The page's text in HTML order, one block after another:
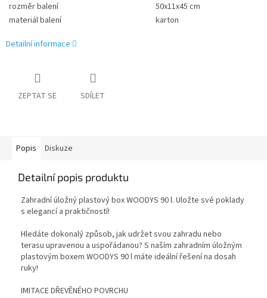
rozměr balení
50x11x45 cm
materiál balení
karton
Detailní informace
ZEPTAT SE SDÍLET
Popis Diskuze
Detailní popis produktu
Zahradní úložný plastový box WOODYS 90 l. Uložte své poklady
s elegancí a praktičností!
Hledáte dokonalý způsob, jak udržet svou zahradu nebo
terasu upravenou a uspořádanou? S naším zahradním úložným
plastovým boxem WOODYS 90 l máte ideální řešení na dosah
ruky!
IMITACE DŘEVĚNÉHO POVRCHU